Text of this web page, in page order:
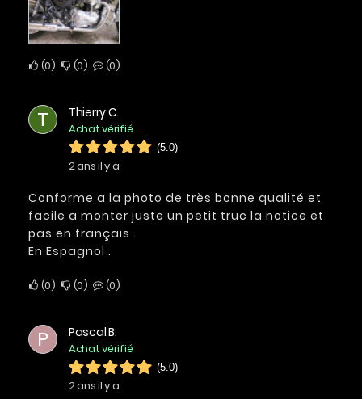
0 0 0
T Thierry C.
Achat vérifié
(5.0)
2 ans il y a
Conforme a la photo de très bonne qualité et
facile a monter juste un petit truc la notice et
pas en français .
En Espagnol .
0 0 0
P Pascal B.
Achat vérifié
(5.0)
2 ans il y a